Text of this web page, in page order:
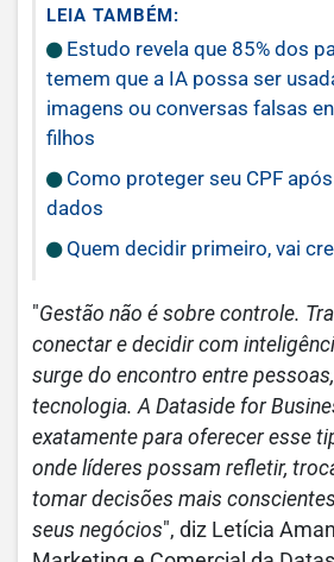
LEIA TAMBÉM:
Estudo revela que 85% dos
temem que a IA possa ser
imagens ou conversas falsas
filhos
Como proteger seu CPF
dados
Quem decidir primeiro, vai
"Gestão não é sobre controle.
conectar e decidir com
surge do encontro entre
tecnologia. A Dataside for
exatamente para oferecer esse
onde líderes possam refletir,
tomar decisões mais
seus negócios", diz Letícia